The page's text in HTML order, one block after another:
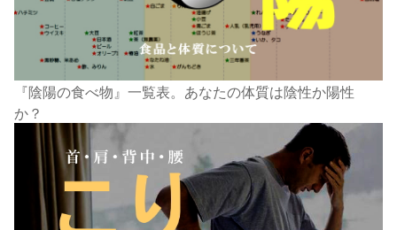
『陰陽の食べ物』一覧表。あなたの体質は陰性か陽性
か？